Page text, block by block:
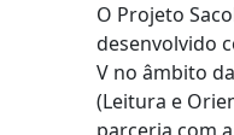
O Projeto
desenvolvido
V no âmbito
(Leitura e